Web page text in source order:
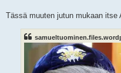
Tässä muuten jutun mukaan itse